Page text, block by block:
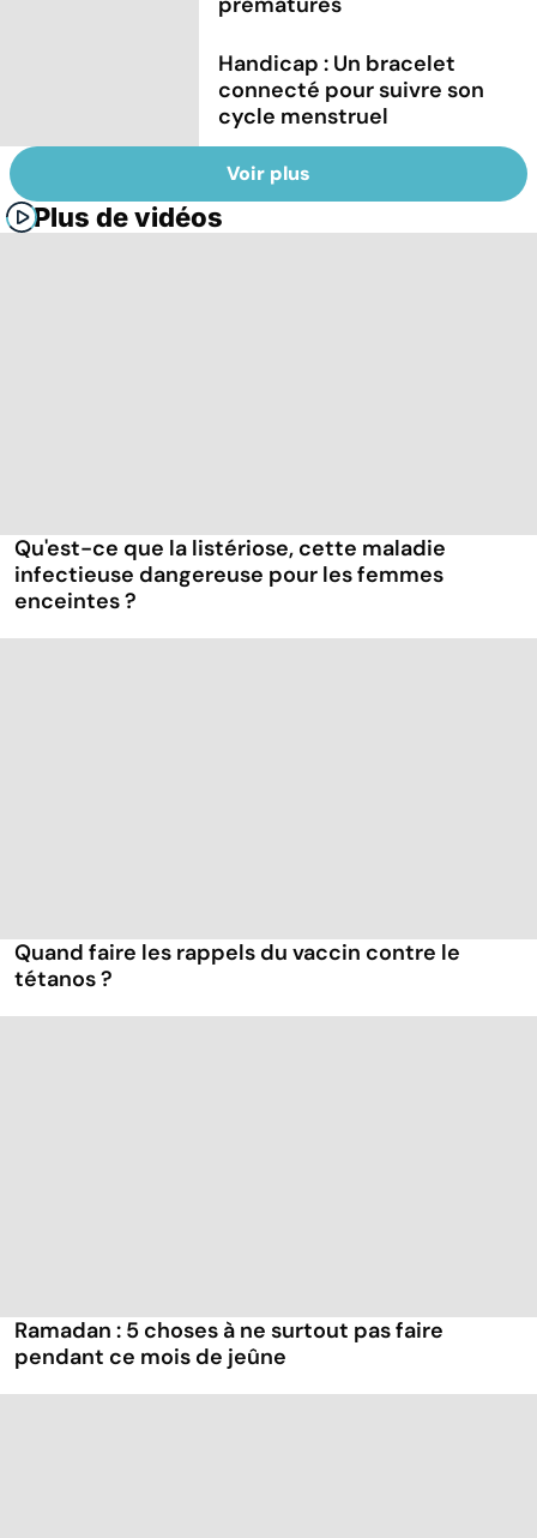
Handicap : Un bracelet
connecté pour suivre son
cycle menstruel
Voir plus
Plus de vidéos
Qu'est-ce que la listériose, cette maladie
infectieuse dangereuse pour les femmes
enceintes ?
Quand faire les rappels du vaccin contre le
tétanos ?
Ramadan : 5 choses à ne surtout pas faire
pendant ce mois de jeûne